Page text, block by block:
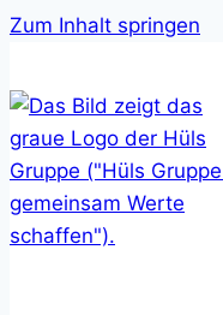
Zum Inhalt springen